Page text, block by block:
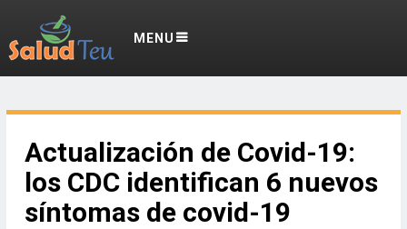
MENU
Actualización de Covid-19:
los CDC identifican 6 nuevos
síntomas de covid-19